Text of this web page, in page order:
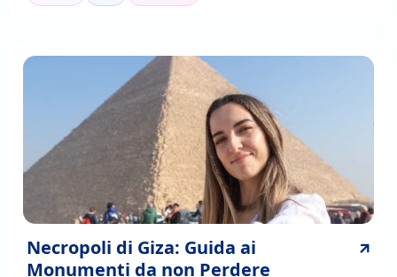
Necropoli di Giza: Guida ai
Monumenti da non Perdere